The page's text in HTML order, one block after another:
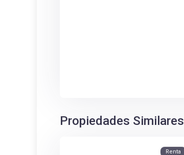
Propiedades Similares
Renta